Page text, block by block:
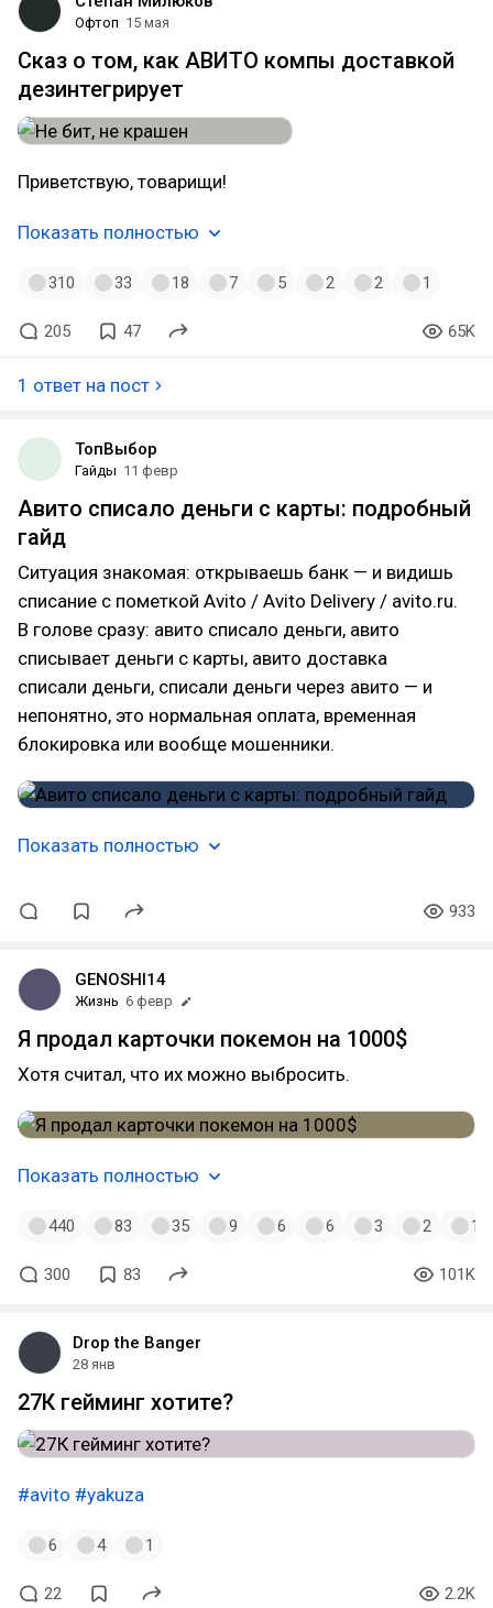
Офтоп 15 мая
Сказ о том, как АВИТО компы доставкой
дезинтегрирует
Приветствую, товарищи!
Показать полностью
310 33 18 7 5 2 2 1
205 47 65K
1 ответ на пост
ТопВыбор
Гайды 11 февр
Авито списало деньги с карты: подробный
гайд
Ситуация знакомая: открываешь банк — и видишь
списание с пометкой Avito / Avito Delivery / avito.ru.
В голове сразу: авито списало деньги, авито
списывает деньги с карты, авито доставка
списали деньги, списали деньги через авито — и
непонятно, это нормальная оплата, временная
блокировка или вообще мошенники.
Показать полностью
933
GENOSHI14
Жизнь 6 февр
Я продал карточки покемон на 1000$
Хотя считал, что их можно выбросить.
Показать полностью
440 83 35 9 6 6 3 2 1
300 83 101K
Drop the Banger
28 янв
27К гейминг хотите?
#avito #yakuza
6 4 1
22 2.2K